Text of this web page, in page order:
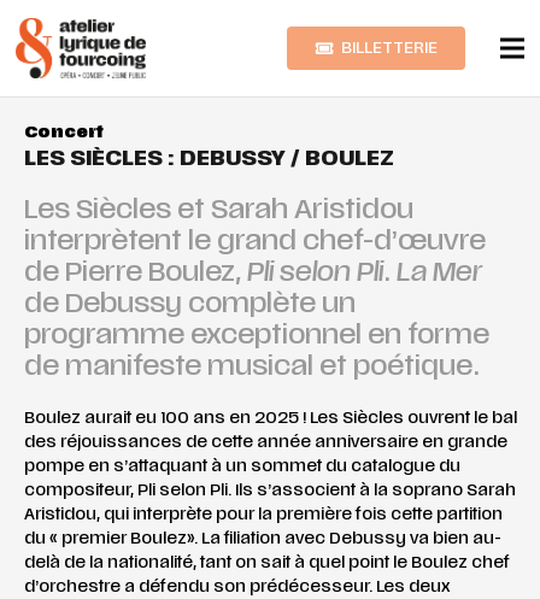
BILLETTERIE
Concert
LES SIÈCLES : DEBUSSY / BOULEZ
Les Siècles et Sarah Aristidou
interprètent le grand chef-d’œuvre
de Pierre Boulez, Pli selon Pli. La Mer
de Debussy complète un
programme exceptionnel en forme
de manifeste musical et poétique.
Boulez aurait eu 100 ans en 2025 ! Les Siècles ouvrent le bal
des réjouissances de cette année anniversaire en grande
pompe en s’attaquant à un sommet du catalogue du
compositeur, Pli selon Pli. Ils s’associent à la soprano Sarah
Aristidou, qui interprète pour la première fois cette partition
du « premier Boulez». La filiation avec Debussy va bien au-
delà de la nationalité, tant on sait à quel point le Boulez chef
d’orchestre a défendu son prédécesseur. Les deux